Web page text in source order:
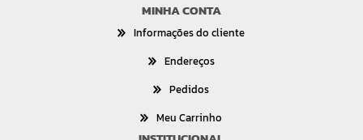
MINHA CONTA
Informações do cliente
Endereços
Pedidos
Meu Carrinho